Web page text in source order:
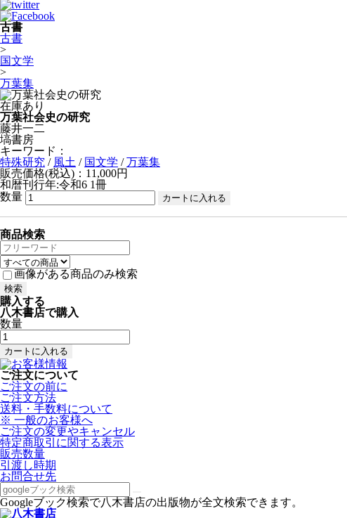
古書
古書
>
国文学
>
万葉集
在庫あり
万葉社会史の研究
藤井一二
塙書房
キーワード：
特殊研究 / 風土 / 国文学 /万葉集
販売価格(税込)：11,000円
和暦刊行年:令和6 1冊
数量
商品検索
画像がある商品のみ検索
購入する
八木書店で購入
数量
ご注文について
ご注文の前に
ご注文方法
送料・手数料について
※ 一般のお客様へ
ご注文の変更やキャンセル
特定商取引に関する表示
販売数量
引渡し時期
お問合せ先
Googleブック検索で八木書店の出版物が全文検索できます。